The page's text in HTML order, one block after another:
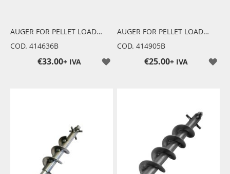
AUGER FOR PELLET LOADING
COD. 414636B
+ IVA
€33.00
AUGER FOR PELLET LOADING
COD. 414905B
+ IVA
€25.00